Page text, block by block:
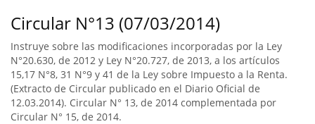
Circular N°13 (07/03/2014)
Instruye sobre las modificaciones incorporadas por la Ley
N°20.630, de 2012 y Ley N°20.727, de 2013, a los artículos
15,17 N°8, 31 N°9 y 41 de la Ley sobre Impuesto a la Renta.
(Extracto de Circular publicado en el Diario Oficial de
12.03.2014). Circular N° 13, de 2014 complementada por
Circular N° 15, de 2014.